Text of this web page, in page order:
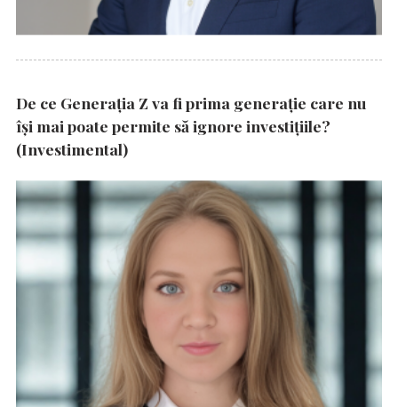
De ce Generația Z va fi prima generație care nu
își mai poate permite să ignore investițiile?
(Investimental)